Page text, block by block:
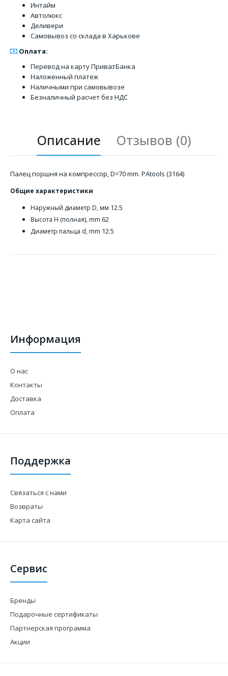
Интайм
Автолюкс
Деливери
Самовывоз со склада в Харькове
Оплата:
Перевод на карту ПриватБанка
Наложенный платеж
Наличными при самовывозе
Безналичный расчет без НДС
Описание Отзывов (0)
Палец поршня на компрессор, D=70 mm. PAtools (3164)
Общие характеристики
Наружный диаметр D, мм 12.5
Высота H (полная), mm 62
Диаметр пальца d, mm 12.5
Информация
О нас
Контакты
Доставка
Оплата
Поддержка
Связаться с нами
Возвраты
Карта сайта
Сервис
Бренды
Подарочные сертификаты
Партнерская программа
Акции